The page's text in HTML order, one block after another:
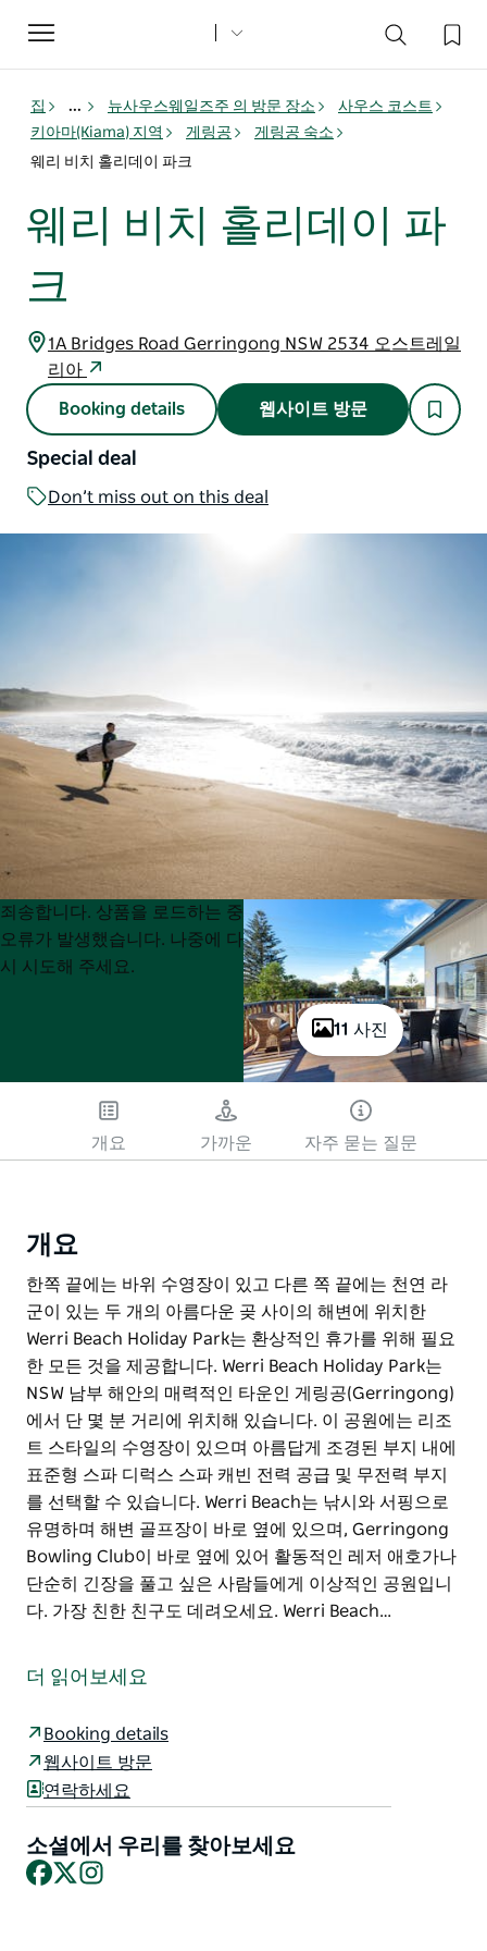
Toggle
navigation
집 ... 뉴사우스웨일즈주 의 방문 장소
사우스 코스트
키아마(Kiama) 지역
게링공
게링공 숙소
웨리 비치 홀리데이 파크
웨리 비치 홀리데이 파
크
1A Bridges Road Gerringong NSW 2534 오스트레일
리아
Booking details 웹사이트 방문
Special deal
Don’t miss out on this deal
11 사진
Product
List
Product
List
죄송합니다. 상품을 로드하는 중
오류가 발생했습니다. 나중에 다
시 시도해 주세요.
개요 가까운 자주 묻는 질문
개요
한쪽 끝에는 바위 수영장이 있고 다른 쪽 끝에는 천연 라
군이 있는 두 개의 아름다운 곶 사이의 해변에 위치한
Werri Beach Holiday Park는 환상적인 휴가를 위해 필요
한 모든 것을 제공합니다. Werri Beach Holiday Park는
NSW 남부 해안의 매력적인 타운인 게링공(Gerringong)
에서 단 몇 분 거리에 위치해 있습니다. 이 공원에는 리조
트 스타일의 수영장이 있으며 아름답게 조경된 부지 내에
표준형 스파 디럭스 스파 캐빈 전력 공급 및 무전력 부지
를 선택할 수 있습니다. Werri Beach는 낚시와 서핑으로
유명하며 해변 골프장이 바로 옆에 있으며, Gerringong
Bowling Club이 바로 옆에 있어 활동적인 레저 애호가나
단순히 긴장을 풀고 싶은 사람들에게 이상적인 공원입니
다. 가장 친한 친구도 데려오세요. Werri Beach…
군이 있는 두 개의 아름다운 곶 사이의 해변에 위치한
Werri Beach Holiday Park는 NSW 남부 해안의 매력적인
타운인 게링공(Gerringong)에서 단 몇 분 거리에 위치해
있습니다.
이 공원에는 리조트 스타일의 수영장이 있으며 아름답게
조경된 부지 내에 표준형 스파 디럭스 스파 캐빈 전력 공
더 읽어보세요
Booking details
웹사이트 방문
연락하세요
소셜에서 우리를 찾아보세요
Facebook
X